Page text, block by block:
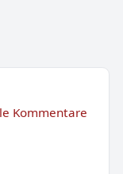
Kommentare